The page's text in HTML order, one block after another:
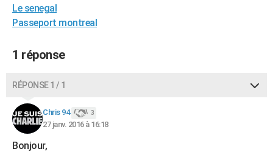
Destinations
City break
Voyage nature
Voyage de noces
Forum
Climat
+PHOTO
BONS PLANS
CARTE DE VOEUX
Carte de Noël
Carte Bonne année
Carte Saint-Valentin
Carte Pâques
Carte d'anniversaire
DICTIONNAIRE
Dictionnaire
Biographies
Citations
Expressions
Proverbes
Le senegal
Passeport montreal
1 réponse
RÉPONSE 1 / 1
Chris 94 3
27 janv. 2016 à 16:18
Bonjour,